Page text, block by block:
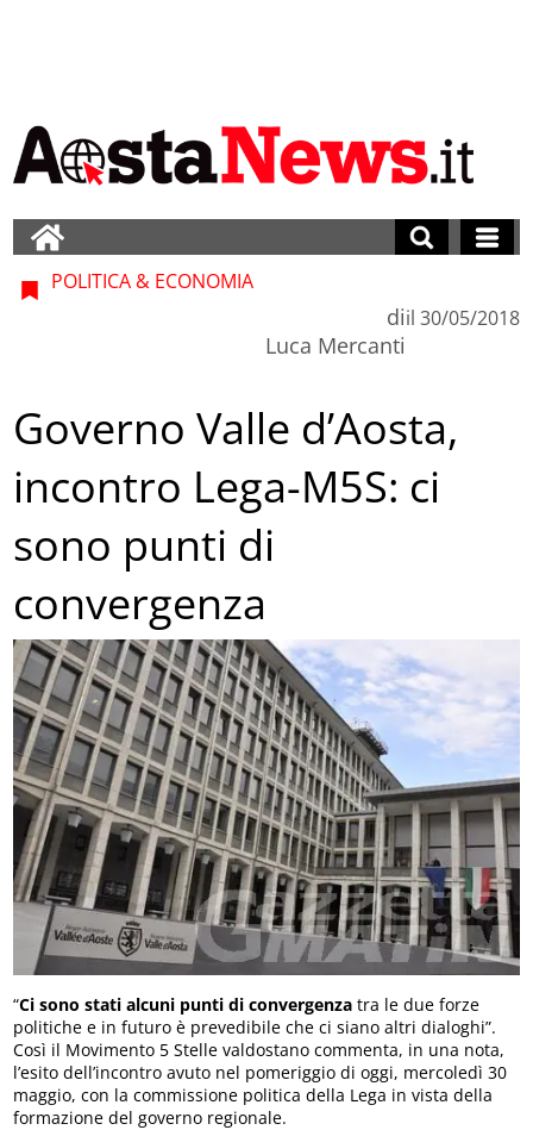
POLITICA & ECONOMIA
di
Luca Mercanti
il 30/05/2018
Governo Valle d’Aosta,
incontro Lega-M5S: ci
sono punti di
convergenza
“Ci sono stati alcuni punti di convergenza tra le due forze
politiche e in futuro è prevedibile che ci siano altri dialoghi”.
Così il Movimento 5 Stelle valdostano commenta, in una nota,
l’esito dell’incontro avuto nel pomeriggio di oggi, mercoledì 30
maggio, con la commissione politica della Lega in vista della
formazione del governo regionale.